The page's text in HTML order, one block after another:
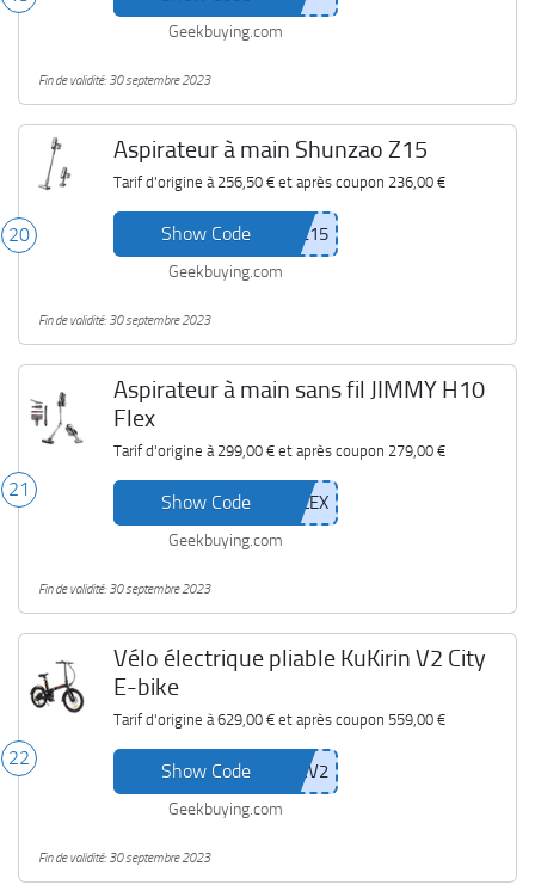
Geekbuying.com
Fin de validité: 30 septembre 2023
20
Aspirateur à main Shunzao Z15
Tarif d'origine à 256,50 €et après coupon 236,00 €
Show Code
Geekbuying.com
Fin de validité: 30 septembre 2023
21
Aspirateur à main sans fil JIMMY H10
Flex
Tarif d'origine à 299,00 €et après coupon 279,00 €
Show Code
Geekbuying.com
Fin de validité: 30 septembre 2023
22
Vélo électrique pliable KuKirin V2 City
E-bike
Tarif d'origine à629,00 €et après coupon 559,00 €
Show Code
Geekbuying.com
Fin de validité: 30 septembre 2023